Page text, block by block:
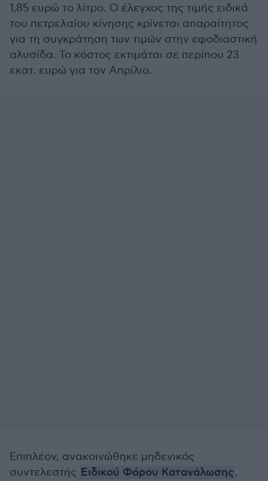
1,85 ευρώ το λίτρο. Ο έλεγχος της τιμής ειδικά
του πετρελαίου κίνησης κρίνεται απαραίτητος
για τη συγκράτηση των τιμών στην εφοδιαστική
αλυσίδα. Το κόστος εκτιμάται σε περίπου 23
εκατ. ευρώ για τον Απρίλιο.
Επιπλέον, ανακοινώθηκε μηδενικός
συντελεστής Ειδικού Φόρου Κατανάλωσης,